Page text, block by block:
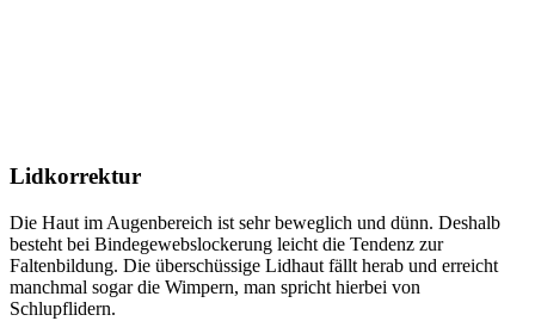
Lidkorrektur
Die Haut im Augenbereich ist sehr beweglich und dünn. Deshalb
besteht bei Bindegewebslockerung leicht die Tendenz zur
Faltenbildung. Die überschüssige Lidhaut fällt herab und erreicht
manchmal sogar die Wimpern, man spricht hierbei von
Schlupflidern.